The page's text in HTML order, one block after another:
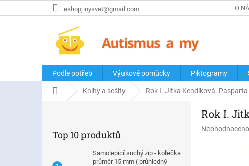
na
eshopjinysvet@gmail.com O
Podle potřeb Výukové pomůcky Piktogramy
Domů Knihy a sešity Rok I. Jitka Kendíková. Pasparta
Top 10 produktů
Samolepicí suchý zip - kolečka
průměr 15 mm ( průhledný
Rok I.
Průměrné
Neohodnoceno